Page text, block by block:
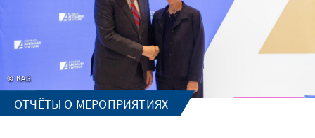
KAS
ОТЧЁТЫ О МЕРОПРИЯТИЯХ